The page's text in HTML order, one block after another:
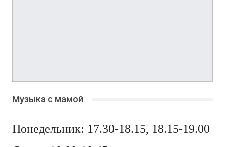
Музыка с мамой
Понедельник: 17.30-18.15, 18.15-19.00